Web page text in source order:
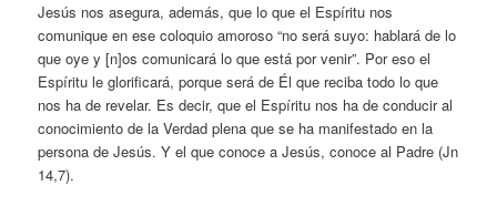
Jesús nos asegura, además, que lo que el Espíritu nos
comunique en ese coloquio amoroso “no será suyo: hablará de lo
que oye y [n]os comunicará lo que está por venir”. Por eso el
Espíritu le glorificará, porque será de Él que reciba todo lo que
nos ha de revelar. Es decir, que el Espíritu nos ha de conducir al
conocimiento de la Verdad plena que se ha manifestado en la
persona de Jesús. Y el que conoce a Jesús, conoce al Padre (Jn
14,7).